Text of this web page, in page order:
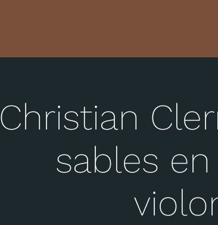
Christian
sables